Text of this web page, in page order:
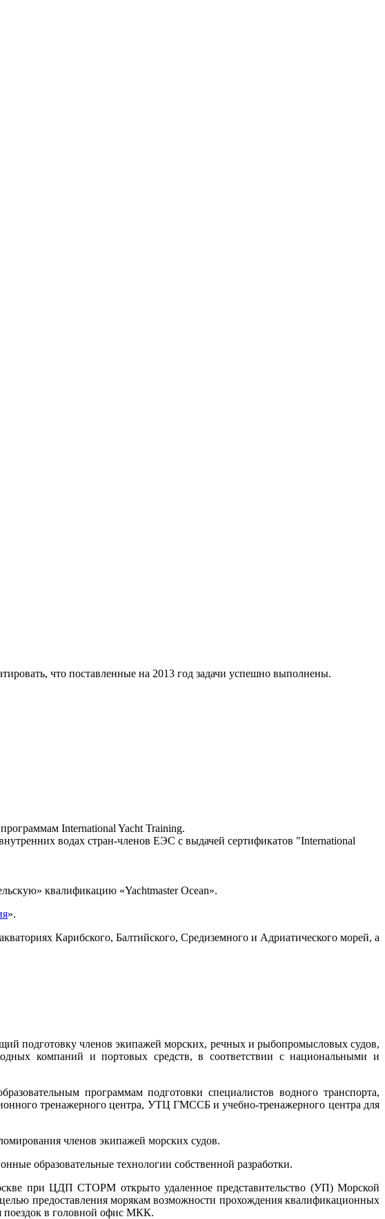
что поставленные на 2013 год задачи успешно выполнены.
International Yacht Training.
водах стран-членов ЕЭС с выдачей сертификатов "International
квалификацию «Yachtmaster Ocean».
».
Карибского, Балтийского, Средиземного и Адриатического морей, а
подготовку членов экипажей морских, речных и рыбопромысловых судов,
компаний и портовых средств, в соответствии с национальными и
программам подготовки специалистов водного транспорта,
тренажерного центра, УТЦ ГМССБ и учебно-тренажерного центра для
членов экипажей морских судов.
образовательные технологии собственной разработки.
при ЦДП СТОРМ открыто удаленное представительство (УП) Морской
предоставления морякам возможности прохождения квалификационных
поездок в головной офис МКК.